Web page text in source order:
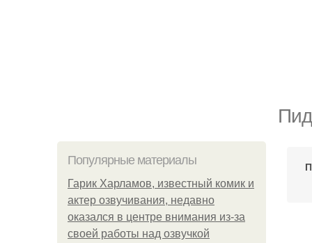
Популярные материалы
Гарик Харламов, известный комик и
актер озвучивания, недавно
оказался в центре внимания из-за
своей работы над озвучкой